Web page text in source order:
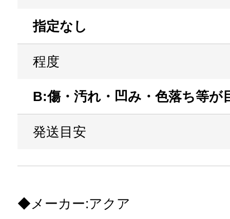
指定なし
程度
B:傷・汚れ・凹み・色落ち等が
発送目安
◆メーカー:アクア